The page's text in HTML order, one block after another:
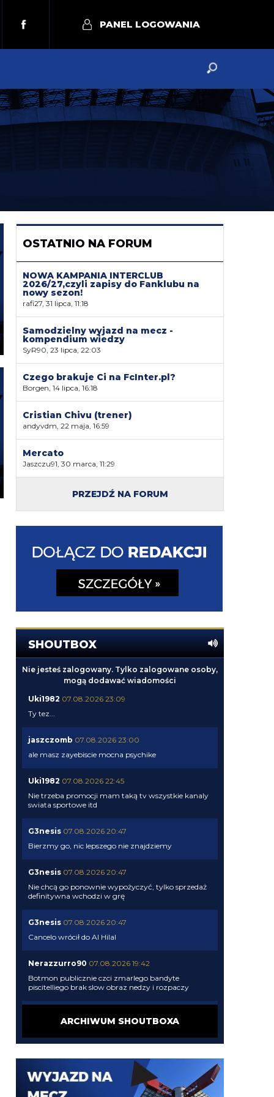
PANEL LOGOWANIA
OSTATNIO NA FORUM
NOWA KAMPANIA INTERCLUB
2026/27,czyli zapisy do Fanklubu na
nowy sezon!
rafi27, 31 lipca, 11:18
Samodzielny wyjazd na mecz -
kompendium wiedzy
SyR90, 23 lipca, 22:03
Czego brakuje Ci na FcInter.pl?
Borgen, 14 lipca, 16:18
Cristian Chivu (trener)
andyvdm, 22 maja, 16:59
Mercato
Jaszczu91, 30 marca, 11:29
PRZEJDŹ NA FORUM
SHOUTBOX
Nie jesteś zalogowany. Tylko zalogowane osoby,
mogą dodawać wiadomości
Uki1982 07.08.2026 23:09
Ty tez...
jaszczomb 07.08.2026 23:00
ale masz zayebiscie mocna psychike
Uki1982 07.08.2026 22:45
Nie trzeba promocji mam taką tv wszystkie kanaly
swiata sportowe itd
G3nesis 07.08.2026 20:47
Bierzmy go, nic lepszego nie znajdziemy
G3nesis 07.08.2026 20:47
Nie chcą go ponownie wypożyczyć, tylko sprzedaż
definitywna wchodzi w grę
G3nesis 07.08.2026 20:47
Cancelo wrócił do Al Hilal
Nerazzurro90 07.08.2026 19:42
Botmon publicznie czci zmarlego bandyte
piscitelliego brak slow obraz nedzy i rozpaczy
Hehe 😁
ARCHIWUM SHOUTBOXA